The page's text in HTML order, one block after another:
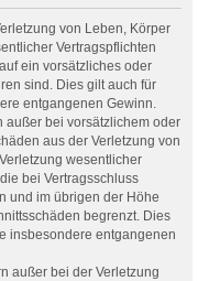
von Leben, Körper
Vertragspflichten
ein vorsätzliches oder
sind. Dies gilt auch für
entgangenen Gewinn.
außer bei vorsätzlichem oder
aus der Verletzung von
wesentlicher
bei Vertragsschluss
und im übrigen der Höhe
begrenzt. Dies
insbesondere entgangenen
außer bei der Verletzung